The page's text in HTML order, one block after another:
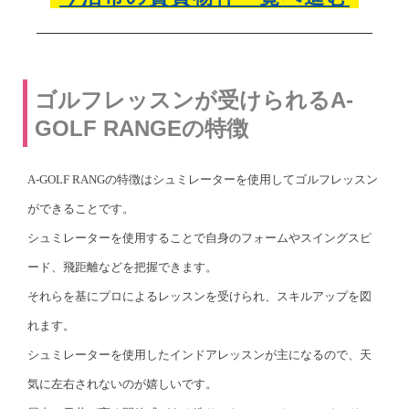
ゴルフレッスンが受けられるA-
GOLF RANGEの特徴
A-GOLF RANGの特徴はシュミレーターを使用してゴルフレッスン
ができることです。
シュミレーターを使用することで自身のフォームやスイングスピ
ード、飛距離などを把握できます。
それらを基にプロによるレッスンを受けられ、スキルアップを図
れます。
シュミレーターを使用したインドアレッスンが主になるので、天
気に左右されないのが嬉しいです。